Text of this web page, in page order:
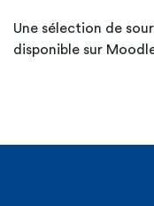
Une sélection de
disponible sur